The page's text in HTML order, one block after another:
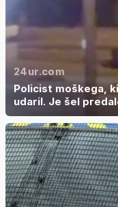
24ur.com
Policist moškega,
udaril. Je šel